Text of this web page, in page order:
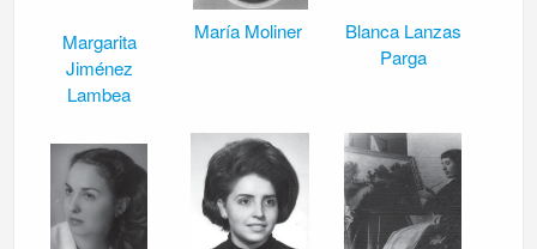
Margarita
Jiménez
Lambea
María Moliner
Blanca Lanzas
Parga